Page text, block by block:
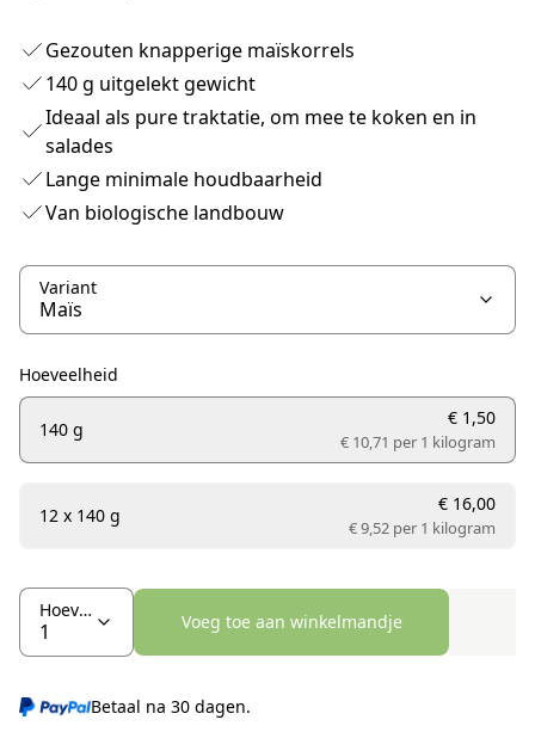
Gezouten knapperige maïskorrels
140 g uitgelekt gewicht
Ideaal als pure traktatie, om mee te koken en in
salades
Lange minimale houdbaarheid
Van biologische landbouw
Variant
Hoeveelheid
140 g
€ 1,50
€ 10,71 per 1 kilogram
12 x 140 g
€ 16,00
€ 9,52 per 1 kilogram
Hoeveelheid
Voeg toe aan winkelmandje
Betaal na 30 dagen.